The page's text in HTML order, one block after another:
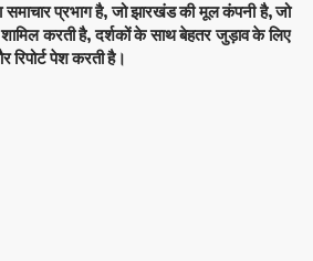
समाचार प्रभाग है, जो झारखंड की मूल कंपनी है, जो
करती है, दर्शकों के साथ बेहतर जुड़ाव के लिए
रिपोर्ट पेश करती है।